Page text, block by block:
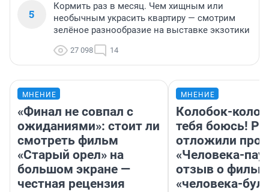
5
Кормить раз в месяц. Чем хищным или
необычным украсить квартиру — смотрим
зелёное разнообразие на выставке экзотики
27 098 14
МНЕНИЕ
«Финал не совпал с
ожиданиями»: стоит ли
смотреть фильм
«Старый орел» на
большом экране —
честная рецензия
МНЕНИЕ
Колобок-
тебя боюсь!
отложили
«Человека-
отзыв о
«человека-